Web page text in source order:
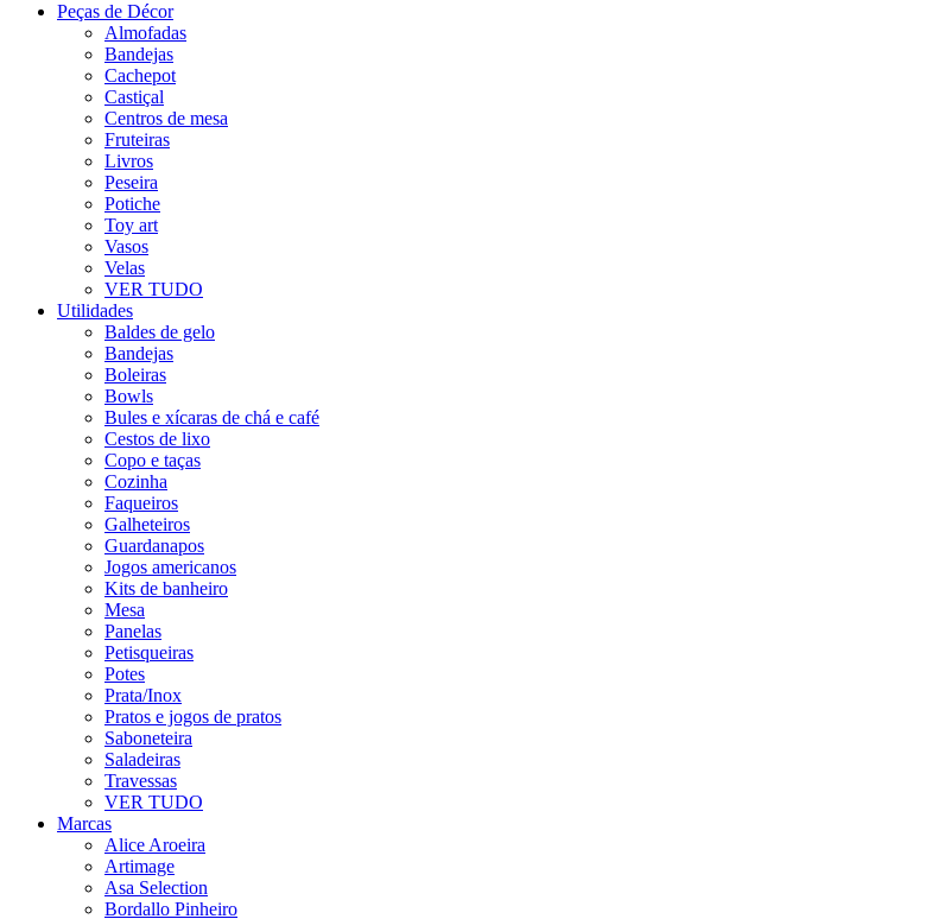
Peças de Décor
Almofadas
Bandejas
Cachepot
Castiçal
Centros de mesa
Fruteiras
Livros
Peseira
Potiche
Toy art
Vasos
Velas
VER TUDO
Utilidades
Baldes de gelo
Bandejas
Boleiras
Bowls
Bules e xícaras de chá e café
Cestos de lixo
Copo e taças
Cozinha
Faqueiros
Galheteiros
Guardanapos
Jogos americanos
Kits de banheiro
Mesa
Panelas
Petisqueiras
Potes
Prata/Inox
Pratos e jogos de pratos
Saboneteira
Saladeiras
Travessas
VER TUDO
Marcas
Alice Aroeira
Artimage
Asa Selection
Bordallo Pinheiro